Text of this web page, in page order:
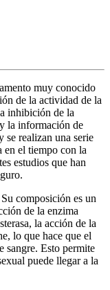
muy conocido
de la actividad de la
inhibición de la
la información de
se realizan una serie
en el tiempo con la
estudios que han
composición es un
de la enzima
la acción de la
lo que hace que el
sangre. Esto permite
puede llegar a la